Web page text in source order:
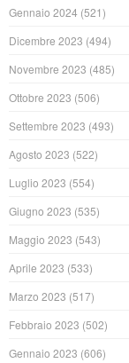
Gennaio 2024 (521)
Dicembre 2023 (494)
Novembre 2023 (485)
Ottobre 2023 (506)
Settembre 2023 (493)
Agosto 2023 (522)
Luglio 2023 (554)
Giugno 2023 (535)
Maggio 2023 (543)
Aprile 2023 (533)
Marzo 2023 (517)
Febbraio 2023 (502)
Gennaio 2023 (606)